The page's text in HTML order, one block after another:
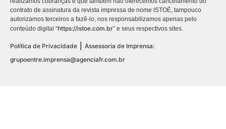
contrato de assinatura da revista impressa de nome ISTOÉ, tampouco
autorizamos terceiros a fazê-lo, nos responsabilizamos apenas pelo
conteúdo digital “https://istoe.com.br” e seus respectivos sites.
Política de Privacidade
Assessoria de Imprensa:
grupoentre.imprensa@agenciafr.com.br